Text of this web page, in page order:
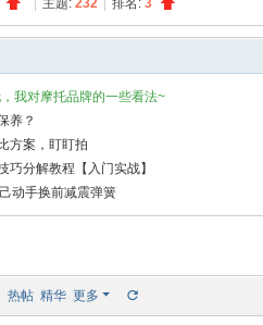
主题: 232 排名: 3
我对摩托品牌的一些看法~
养？
方案，盯盯拍
巧分解教程【入门实战】
动手换前减震弹簧
热帖 精华 更多